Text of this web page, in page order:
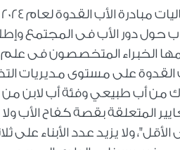
حول دور الأب فى المجتمع
الخبراء المتخصصون فى علم
من أب طبيعي وفئة أب لابن
ولا يزيد عدد الأبناء